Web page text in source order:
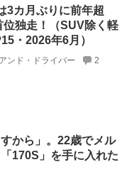
3カ月ぶりに前年超
位独走！（SUV除く軽
・2026年6月）
ンド・ドライバー 2
すから」。22歳でメル
170S」を手に入れた